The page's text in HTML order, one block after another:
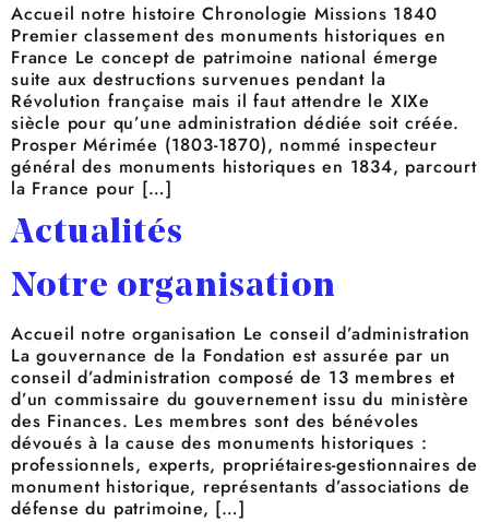
Accueil notre histoire Chronologie Missions 1840
Premier classement des monuments historiques en
France Le concept de patrimoine national émerge
suite aux destructions survenues pendant la
Révolution française mais il faut attendre le XIXe
siècle pour qu’une administration dédiée soit créée.
Prosper Mérimée (1803-1870), nommé inspecteur
général des monuments historiques en 1834, parcourt
la France pour […]
Actualités
Notre organisation
Accueil notre organisation Le conseil d’administration
La gouvernance de la Fondation est assurée par un
conseil d’administration composé de 13 membres et
d’un commissaire du gouvernement issu du ministère
des Finances. Les membres sont des bénévoles
dévoués à la cause des monuments historiques :
professionnels, experts, propriétaires-gestionnaires de
monument historique, représentants d’associations de
défense du patrimoine, […]